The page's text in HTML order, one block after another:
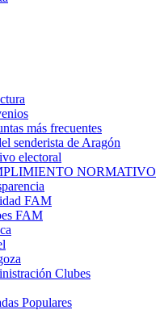
más frecuentes
senderista de Aragón
electoral
NORMATIVO
FAM
FAM
Clubes
Populares